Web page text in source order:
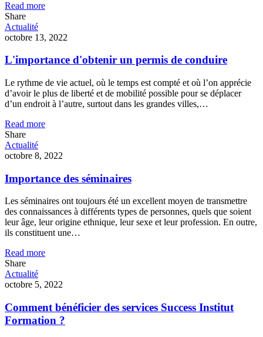
Read more
Share
Actualité
octobre 13, 2022
L'importance d'obtenir un permis de conduire
Le rythme de vie actuel, où le temps est compté et où l’on apprécie
d’avoir le plus de liberté et de mobilité possible pour se déplacer
d’un endroit à l’autre, surtout dans les grandes villes,…
Read more
Share
Actualité
octobre 8, 2022
Importance des séminaires
Les séminaires ont toujours été un excellent moyen de transmettre
des connaissances à différents types de personnes, quels que soient
leur âge, leur origine ethnique, leur sexe et leur profession. En outre,
ils constituent une…
Read more
Share
Actualité
octobre 5, 2022
Comment bénéficier des services Success Institut
Formation ?